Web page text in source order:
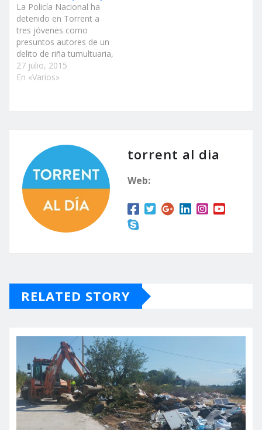
La Policía Nacional ha
detenido en Torrent a
tres jóvenes como
presuntos autores de un
delito de riña tumultuaria,
por intervenir en una
pelea en la que se
la Policía en un
comunicado,…
27 julio, 2015
En «Varios»
torrent al dia
Web:
RELATED STORY